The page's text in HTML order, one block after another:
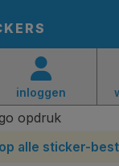
inloggen
opdruk
alle sticker-